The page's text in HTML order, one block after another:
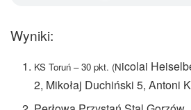
Wyniki:
KS Toruń – 30 pkt. (Nicolai
2, Mikołaj Duchiński 5, Antoni